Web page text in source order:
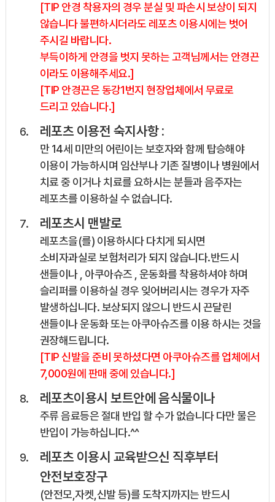
[TIP 안경 착용자의 경우 분실 및 파손시 보상이 되지
않습니다 불편하시더라도 레포츠 이용시에는 벗어
주시길 바랍니다.
부득이하게 안경을 벗지 못하는 고객님께서는 안경끈
이라도 이용해주세요.]
[TIP 안경끈은 동강1번지 현장업체에서 무료로
드리고 있습니다.]
레포츠 이용전 숙지사항 :
만 14세 미만의 어린이는 보호자와 함께 탑승해야
이용이 가능하시며 임산부나 기존 질병이나 병원에서
치료 중 이거나 치료를 요하시는 분들과 음주자는
레포츠를 이용하실 수 없습니다.
레포츠시 맨발로
레포츠을(를) 이용하시다 다치게 되시면
소비자과실로 보험처리가 되지 않습니다.반드시
샌들이나 , 아쿠아슈즈 , 운동화를 착용하셔야 하며
슬리퍼를 이용하실 경우 잊어버리시는 경우가 자주
발생하십니다. 보상되지 않으니 반드시 끈달린
샌들이나 운동화 또는 아쿠아슈즈를 이용 하시는 것을
권장해드립니다.
[TIP 신발을 준비 못하셨다면 아쿠아슈즈를 업체에서
7,000원에 판매 중에 있습니다.]
레포츠이용시 보트안에 음식물이나
주류 음료등은 절대 반입 할 수가 없습니다 다만 물은
반입이 가능하십니다.^^
레포츠 이용시 교육받으신 직후부터
안전보호장구
(안전모,자켓,신발 등)를 도착지까지는 반드시